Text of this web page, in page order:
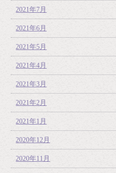
2021年7月
2021年6月
2021年5月
2021年4月
2021年3月
2021年2月
2021年1月
2020年12月
2020年11月